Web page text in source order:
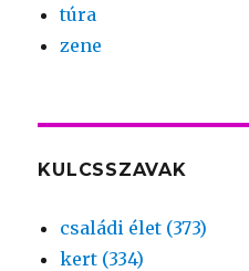
túra
zene
KULCSSZAVAK
családi élet (373)
kert (334)